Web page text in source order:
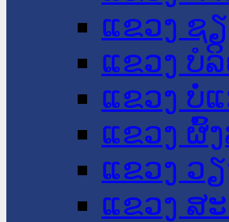
ແຂວງ ຊ
ແຂວງ ບໍ
ແຂວງ ບໍ່
ແຂວງ ຜົ້
ແຂວງ ວ
ແຂວງ ສ